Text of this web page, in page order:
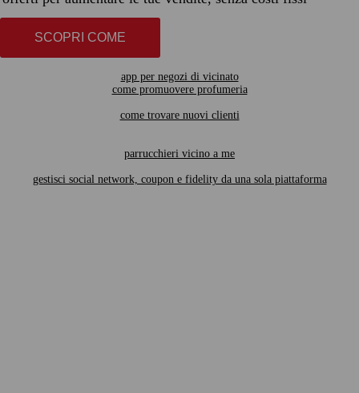
SCOPRI COME
app per negozi di vicinato
come promuovere profumeria
come trovare nuovi clienti
parrucchieri vicino a me
gestisci social network, coupon e fidelity da una sola piattaforma